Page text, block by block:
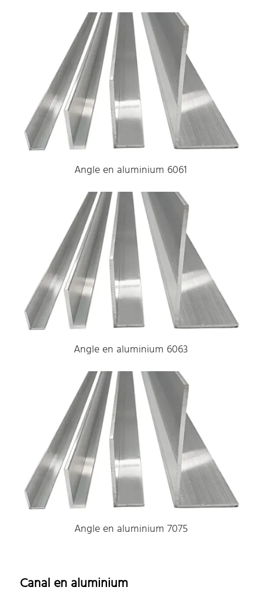
Angle en aluminium 6061
Angle en aluminium 6063
Angle en aluminium 7075
Canal en aluminium